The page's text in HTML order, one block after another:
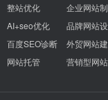
整站优化
AI+seo优化
百度SEO诊断
网站托管
企业网站
品牌网站
外贸网站
营销型网